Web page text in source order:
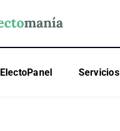
ElectoPanel Servicios